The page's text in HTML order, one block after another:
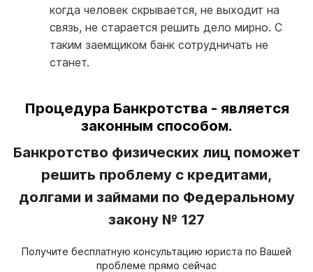
когда человек скрывается, не выходит на
связь, не старается решить дело мирно. С
таким заемщиком банк сотрудничать не
станет.
Процедура Банкротства - является
законным способом.
Банкротство физических лиц поможет
решить проблему с кредитами,
долгами и займами по Федеральному
закону № 127
Получите бесплатную консультацию юриста по Вашей
проблеме прямо сейчас